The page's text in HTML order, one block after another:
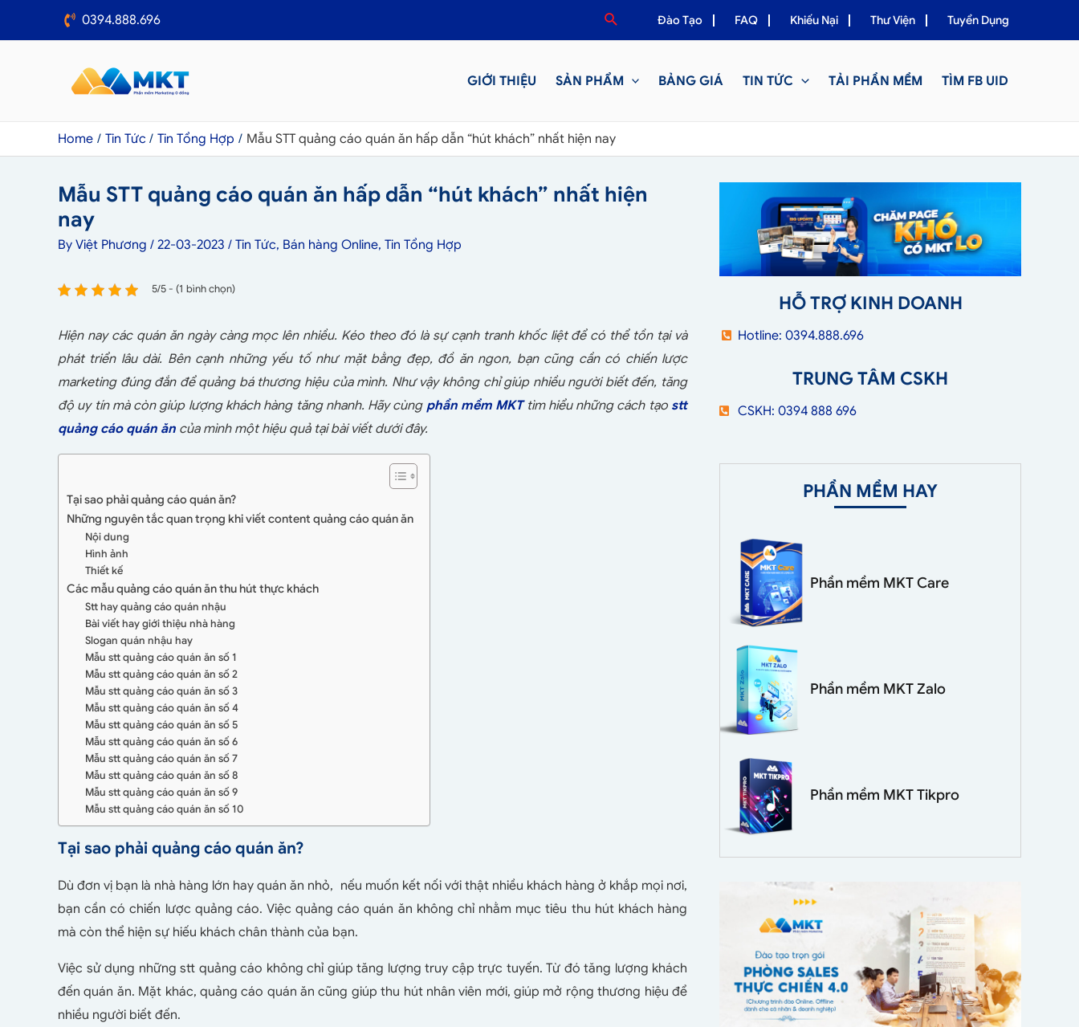
0394.888.696 Đào Tạo FAQ Khiếu Nại Thư Viện Tuyển Dụng
GIỚI THIỆU SẢN PHẨM BẢNG GIÁ TIN TỨC TẢI PHẦN MỀM TÌM FB UID
Home Tin Tức Tin Tổng Hợp Mẫu STT quảng cáo quán ăn hấp dẫn “hút khách” nhất hiện nay
Mẫu STT quảng cáo quán ăn hấp dẫn “hút khách” nhất hiện
nay
By Việt Phương / 22-03-2023 / Tin Tức, Bán hàng Online, Tin Tổng Hợp
5/5 - (1 bình chọn)
Hiện nay các quán ăn ngày càng mọc lên nhiều. Kéo theo đó là sự cạnh tranh khốc liệt để có thể tồn tại và
phát triển lâu dài. Bên cạnh những yếu tố như mặt bằng đẹp, đồ ăn ngon, bạn cũng cần có chiến lược
marketing đúng đắn để quảng bá thương hiệu của mình. Như vậy không chỉ giúp nhiều người biết đến, tăng
độ uy tín mà còn giúp lượng khách hàng tăng nhanh. Hãy cùng phần mềm MKTtìm hiểu những cách tạo stt
quảng cáo quán ăn của mình một hiệu quả tại bài viết dưới đây.
Tại sao phải quảng cáo quán ăn?
Những nguyên tắc quan trọng khi viết content quảng cáo quán ăn
Nội dung
Hình ảnh
Thiết kế
Các mẫu quảng cáo quán ăn thu hút thực khách
Stt hay quảng cáo quán nhậu
Bài viết hay giới thiệu nhà hàng
Slogan quán nhậu hay
Mẫu stt quảng cáo quán ăn số 1
Mẫu stt quảng cáo quán ăn số 2
Mẫu stt quảng cáo quán ăn số 3
Mẫu stt quảng cáo quán ăn số 4
Mẫu stt quảng cáo quán ăn số 5
Mẫu stt quảng cáo quán ăn số 6
Mẫu stt quảng cáo quán ăn số 7
Mẫu stt quảng cáo quán ăn số 8
Mẫu stt quảng cáo quán ăn số 9
Mẫu stt quảng cáo quán ăn số 10
Tại sao phải quảng cáo quán ăn?
Dù đơn vị bạn là nhà hàng lớn hay quán ăn nhỏ, nếu muốn kết nối với thật nhiều khách hàng ở khắp mọi nơi,
bạn cần có chiến lược quảng cáo. Việc quảng cáo quán ăn không chỉ nhằm mục tiêu thu hút khách hàng
mà còn thể hiện sự hiếu khách chân thành của bạn.
Việc sử dụng những stt quảng cáo không chỉ giúp tăng lượng truy cập trực tuyến. Từ đó tăng lượng khách
đến quán ăn. Mặt khác, quảng cáo quán ăn cũng giúp thu hút nhân viên mới, giúp mở rộng thương hiệu để
nhiều người biết đến.
HỖ TRỢ KINH DOANH
Hotline: 0394.888.696
TRUNG TÂM CSKH
CSKH: 0394 888 696
PHẦN MỀM HAY
Phần mềm MKT Care
Phần mềm MKT Zalo
Phần mềm MKT Tikpro